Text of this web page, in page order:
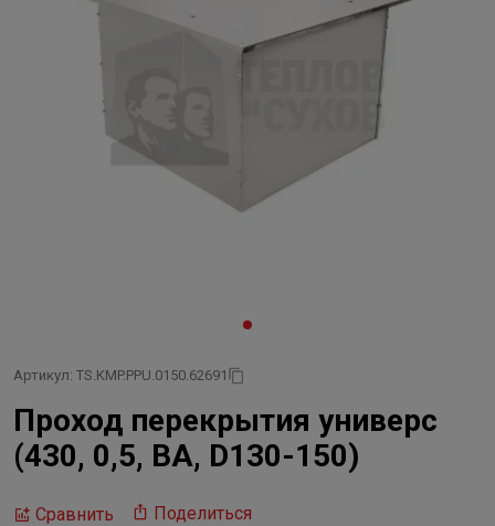
Артикул: TS.KMP.PPU.0150.62691
Проход перекрытия универс
(430, 0,5, BA, D130-150)
Сравнить Поделиться